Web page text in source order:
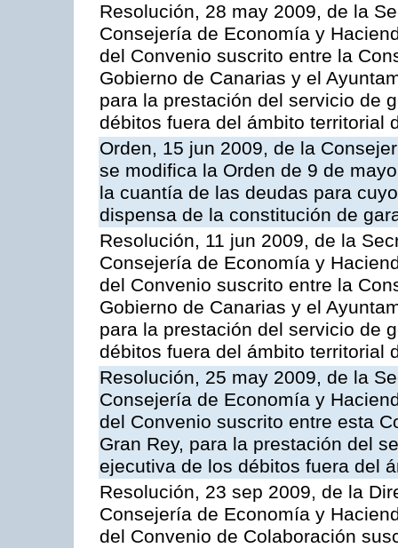
Resolución, 28 may 2009, de la
Consejería de Economía y
del Convenio suscrito entre la
Gobierno de Canarias y el
para la prestación del servicio de
débitos fuera del ámbito territorial
Orden, 15 jun 2009, de la
se modifica la Orden de 9 de
la cuantía de las deudas para
dispensa de la constitución de
Resolución, 11 jun 2009, de la
Consejería de Economía y
del Convenio suscrito entre la
Gobierno de Canarias y el
para la prestación del servicio de
débitos fuera del ámbito territorial
Resolución, 25 may 2009, de la
Consejería de Economía y
del Convenio suscrito entre esta
Gran Rey, para la prestación del
ejecutiva de los débitos fuera del
Resolución, 23 sep 2009, de la
Consejería de Economía y
del Convenio de Colaboración